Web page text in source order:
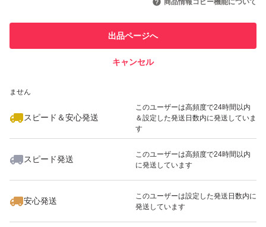
しばらく置いてから開くとガス圧が落ち着いて液漏れの心
配が少なくなります。
獺祭、十四代、黒龍、而今、鍋島、勝駒、花邑、花陽浴、
新政、飛露喜、田酒、東洋美人、写楽、No6、鳳凰美田、
久保田、作、大吟醸、純米大吟醸、日本酒、亜麻猫、陽乃
鳥、天蛙、プレミア酒、日本酒、山本、冩楽、磯自慢、く
での取引実績があります
ません
スピード＆安心発送
このユーザーは高頻度で24時間以内
＆設定した発送日数内に発送していま
す
スピード発送
このユーザーは高頻度で24時間以内
に発送しています
安心発送
このユーザーは設定した発送日数内に
発送しています
商品情報コピー機能について
出品ページへ
キャンセル
いいね！
10,000